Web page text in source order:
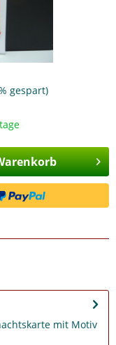
gespart)
mit Motiv